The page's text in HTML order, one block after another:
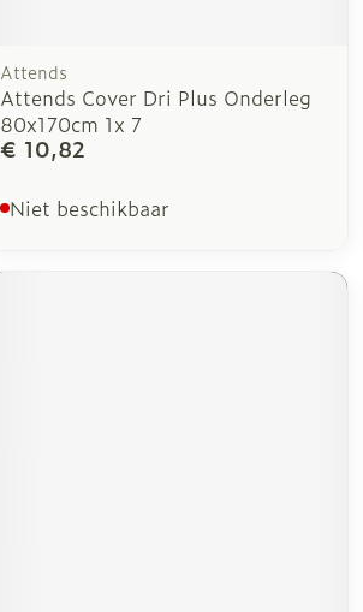
Attends
Attends Cover Dri Plus Onderleg
80x170cm 1x 7
€ 10,82
Niet beschikbaar